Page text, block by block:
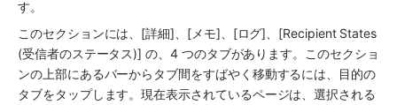
す。
このセクションには、[詳細]、[メモ]、[ログ]、[Recipient States
(受信者のステータス)] の、4 つのタブがあります。このセクショ
ンの上部にあるバーからタブ間をすばやく移動するには、目的の
タブをタップします。現在表示されているページは、選択される